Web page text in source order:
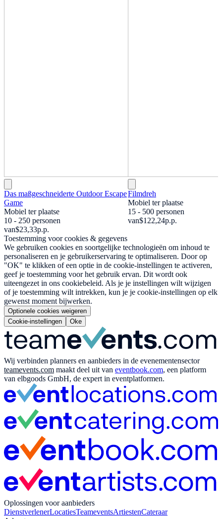
Das maßgeschneiderte Outdoor Escape
Game
Mobiel ter plaatse
10 - 250 personen
van$23,33p.p.
Filmdreh
Mobiel ter plaatse
15 - 500 personen
van$122,24p.p.
Toestemming voor cookies & gegevens
We gebruiken cookies en soortgelijke technologieën om inhoud te
personaliseren en je gebruikerservaring te optimaliseren. Door op
"OK" te klikken of een optie in de cookie-instellingen te activeren,
geef je toestemming voor het gebruik ervan. Dit wordt ook
uiteengezet in ons cookiebeleid. Als je je instellingen wilt wijzigen
of je toestemming wilt intrekken, kun je je cookie-instellingen op elk
gewenst moment bijwerken.
Optionele cookies weigeren
Cookie-instellingen
Oke
Wij verbinden planners en aanbieders in de evenementensector
teamevents.com maakt deel uit van eventbook.com, een platform
van elbgoods GmbH, de expert in eventplatformen.
Oplossingen voor aanbieders
DienstverlenerLocatiesTeameventsArtiestenCateraar